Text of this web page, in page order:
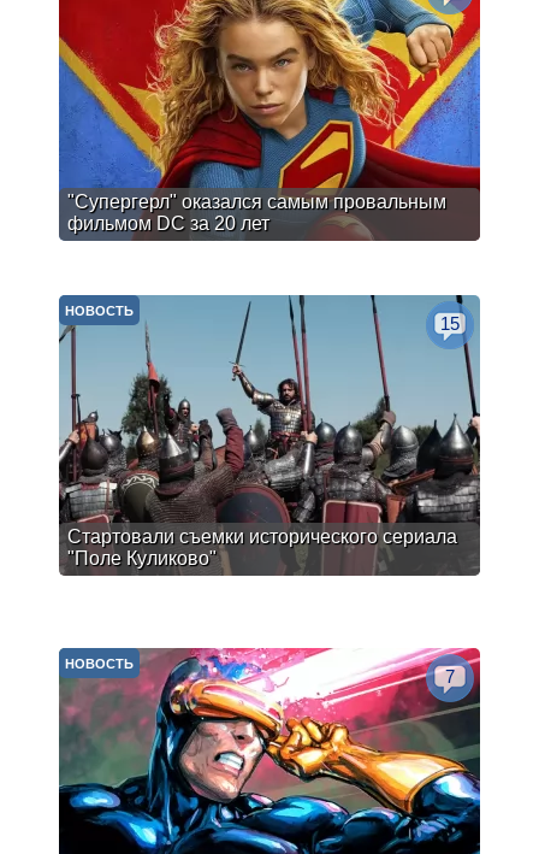
"Супергерл" оказался самым провальным
фильмом DC за 20 лет
Стартовали съемки исторического сериала
"Поле Куликово"
НОВОСТЬ
15
НОВОСТЬ
7